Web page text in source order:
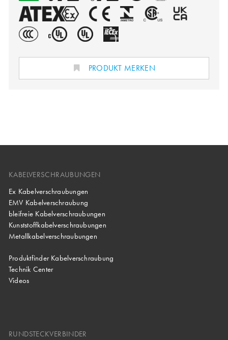
PRODUKT MERKEN
KABELVERSCHRAUBUNGEN
Ex Kabelverschraubungen
EMV Kabelverschraubung
bleifreie Kabelverschraubungen
Kunststoffkabelverschraubungen
Metallkabelverschraubungen
Produktfinder Kabelverschraubung
Technik Center
Videos
RUNDSTECKVERBINDER